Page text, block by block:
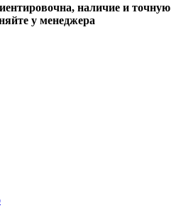
наличие и точную
у менеджера